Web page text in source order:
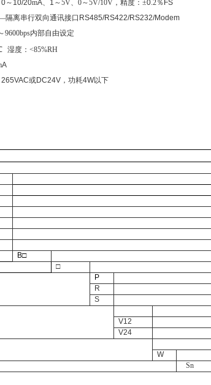
0～ 10/20mA、 1 ～5V、0～5V/10V，精度：±0.2％ FS
离串行双向通讯接口 RS485/RS422/RS232/Modem
9600bps内部自由设定
湿度： <85%RH
A
265VAC或DC24V，功耗4W以下
B□
□
P
R
S
V12
V24
W
Sn